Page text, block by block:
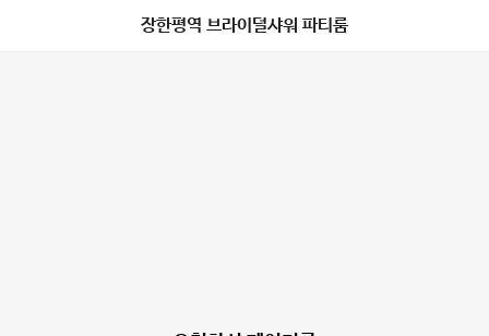
장한평역 브라이덜샤워 파티룸